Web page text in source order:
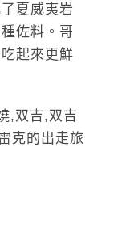
夏威夷岩
佐料。哥
起來更鮮